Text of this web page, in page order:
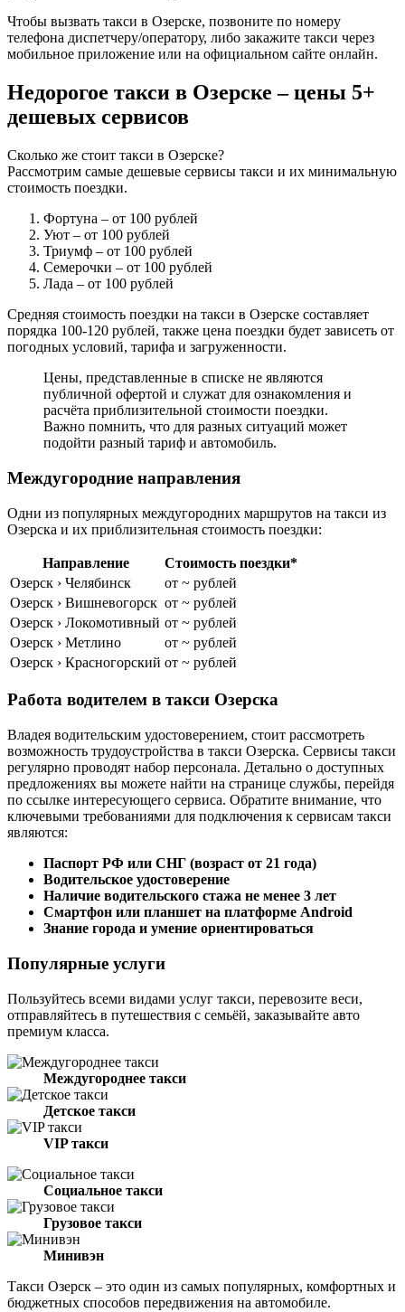
Чтобы вызвать такси в Озерске, позвоните по номеру
телефона диспетчеру/оператору, либо закажите такси через
мобильное приложение или на официальном сайте онлайн.
Недорогое такси в Озерске – цены 5+
дешевых сервисов
Сколько же стоит такси в Озерске?
Рассмотрим самые дешевые сервисы такси и их минимальную
стоимость поездки.
Фортуна – от 100 рублей
Уют – от 100 рублей
Триумф – от 100 рублей
Семерочки – от 100 рублей
Лада – от 100 рублей
Средняя стоимость поездки на такси в Озерске составляет
порядка 100-120 рублей, также цена поездки будет зависеть от
погодных условий, тарифа и загруженности.
Цены, представленные в списке не являются
публичной офертой и служат для ознакомления и
расчёта приблизительной стоимости поездки.
Важно помнить, что для разных ситуаций может
подойти разный тариф и автомобиль.
Междугородние направления
Одни из популярных междугородних маршрутов на такси из
Озерска и их приблизительная стоимость поездки:
Направление
Стоимость поездки*
Озерск › Челябинск
от ~ рублей
Озерск › Вишневогорск от ~ рублей
Озерск › Локомотивный от ~ рублей
Озерск › Метлино
от ~ рублей
Озерск › Красногорский от ~ рублей
Работа водителем в такси Озерска
Владея водительским удостоверением, стоит рассмотреть
возможность трудоустройства в такси Озерска. Сервисы такси
регулярно проводят набор персонала. Детально о доступных
предложениях вы можете найти на странице службы, перейдя
по ссылке интересующего сервиса. Обратите внимание, что
ключевыми требованиями для подключения к сервисам такси
являются:
Паспорт РФ или СНГ (возраст от 21 года)
Водительское удостоверение
Наличие водительского стажа не менее 3 лет
Смартфон или планшет на платформе Android
Знание города и умение ориентироваться
Популярные услуги
Пользуйтесь всеми видами услуг такси, перевозите веси,
отправляйтесь в путешествия с семьёй, заказывайте авто
премиум класса.
Междугороднее такси
Детское такси
VIP такси
Социальное такси
Грузовое такси
Минивэн
Такси Озерск – это один из самых популярных, комфортных и
бюджетных способов передвижения на автомобиле.